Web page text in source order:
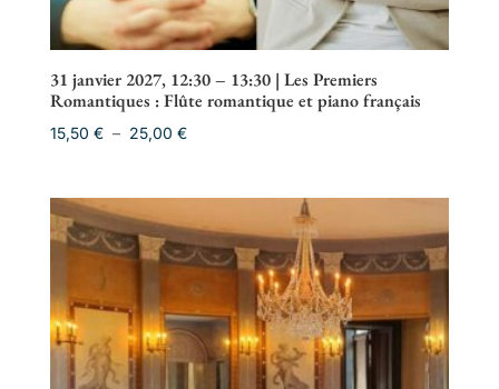
31 janvier 2027, 12:30 – 13:30 | Les Premiers
Romantiques : Flûte romantique et piano français
15,50 € – 25,00 €Plage
à
25,00 €